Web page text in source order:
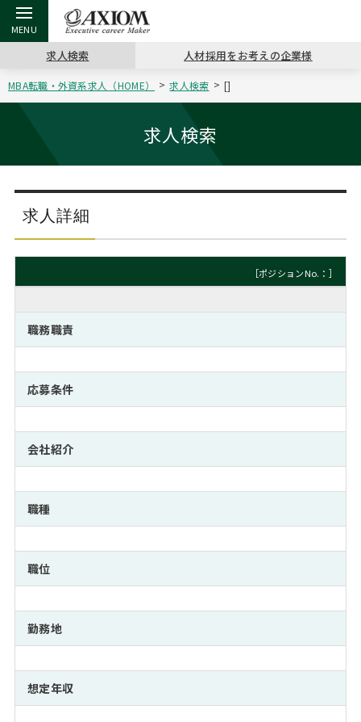
戻る
アクシアムの特長
コンサ
サービス案内 キャリ
コンサルタントの紹介
戻る
キャリア支援 TOP
キャリアデザイン講座
（最新求人市場動向）
MBAの
おわり
ステージ別アドバイス
MBA留学生数の推移
日本か
インターン受入企業一覧
MBAを生かす求人特集
年齢と年収の相関図
戻る
転職ツール TOP
英文レジュメの書き方 パワー
職務経歴書の書き方
よくある面接Q&A集
外資系／面接攻略のコツ
戻る
転職コラム TOP
“展”職相談室
転職市場の明日をよめ
転職成功への4つの鍵
キャリアに効く一冊
注目企業インタビュー
戻る
イベント・セミナー TOP
ジョブフェア
キャリアデザインセミナー
キャリアフォーラム
プロ経営者の特別セミナー
Career Talk Live
MBA NETWORKING
戻る
会社概要 TOP
沿革
主なクライアント
採用情報
パブリシティ
ニュースリリース
求人検索 人材採用をお考えの企業様
MBA転職・外資系求人（HOME） 求人検索 []
求人検索
求人詳細
［ポジションNo.：］
職務職責
応募条件
会社紹介
職種
職位
勤務地
想定年収